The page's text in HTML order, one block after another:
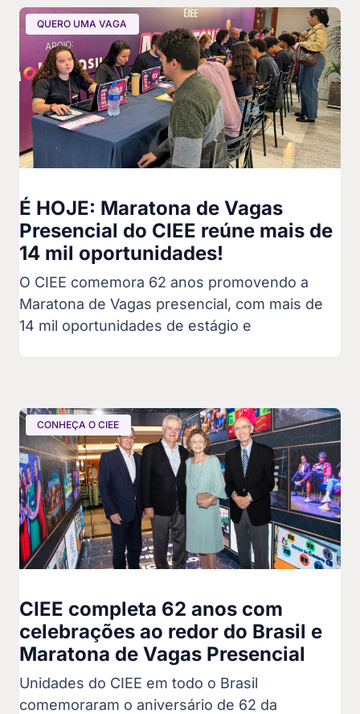
QUERO UMA VAGA
É HOJE: Maratona de Vagas
Presencial do CIEE reúne mais de
14 mil oportunidades!
O CIEE comemora 62 anos promovendo a
Maratona de Vagas presencial, com mais de
14 mil oportunidades de estágio e
CONHEÇA O CIEE
CIEE completa 62 anos com
celebrações ao redor do Brasil e
Maratona de Vagas Presencial
Unidades do CIEE em todo o Brasil
comemoraram o aniversário de 62 da